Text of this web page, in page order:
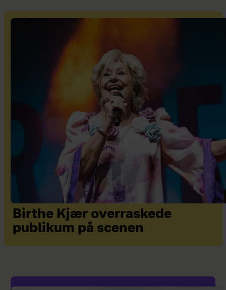
Birthe Kjær overraskede
publikum på scenen